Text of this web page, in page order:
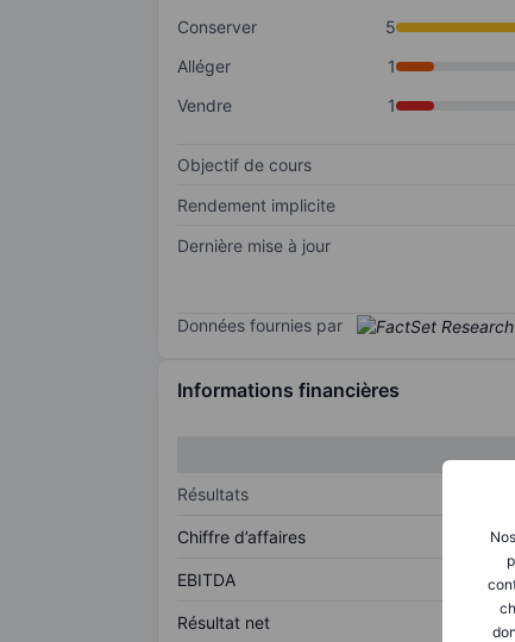
Conserver
5
Alléger
1
Vendre
1
Objectif de cours
Rendement implicite
Dernière mise à jour
Données fournies par
Informations financières
Résultats
Chiffre d’affaires
EBITDA
Résultat net